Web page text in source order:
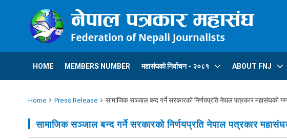
HOME MEMBERS NUMBER महासंघकाे निर्वाचन - २०८१ ABOUT FNJ
Home Press Release सामाजिक सञ्जाल बन्द गर्ने सरकारको निर्णयप्रति नेपाल पत्रकार महासंघको
सामाजिक सञ्जाल बन्द गर्ने सरकारको निर्णयप्रति नेपाल पत्रकार